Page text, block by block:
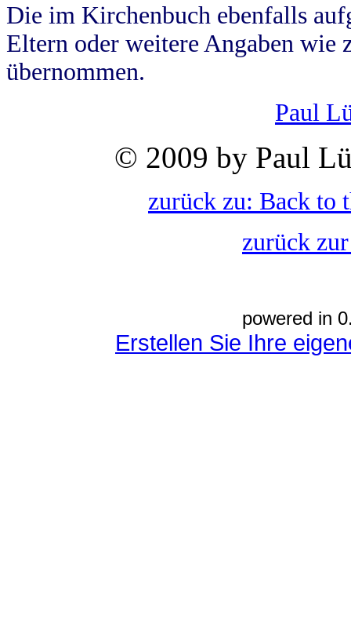
Die im Kirchenbuch ebenfalls
Eltern oder weitere Angaben wie
übernommen.
Paul
© 2009 by Paul
zurück zu: Back to
zurück
powered in
Erstellen Sie Ihre